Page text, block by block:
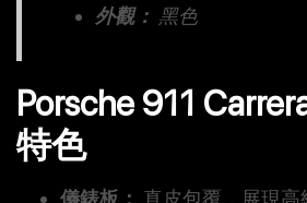
外觀： 黑色
Porsche 911
特色